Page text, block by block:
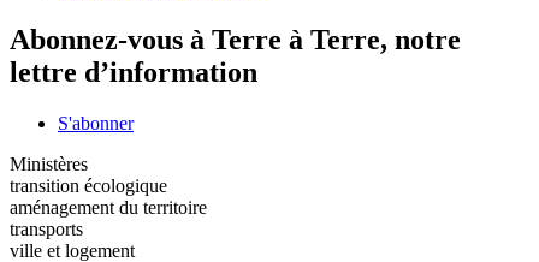
Abonnez-vous à Terre à Terre, notre
lettre d’information
S'abonner
Ministères
transition écologique
aménagement du territoire
transports
ville et logement